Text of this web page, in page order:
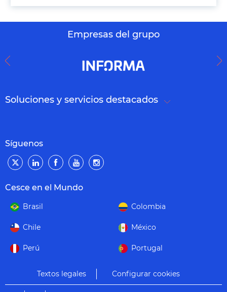
Empresas del grupo
Soluciones y servicios destacados
Síguenos
Cesce en el Mundo
Brasil Colombia
Chile México
Perú Portugal
Textos legales Configurar cookies